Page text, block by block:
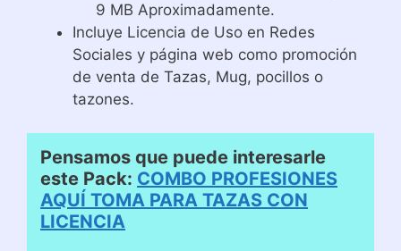
9 MB Aproximadamente.
Incluye Licencia de Uso en Redes
Sociales y página web como promoción
de venta de Tazas, Mug, pocillos o
tazones.
Pensamos que puede interesarle
este Pack: COMBO PROFESIONES
AQUÍ TOMA PARA TAZAS CON
LICENCIA